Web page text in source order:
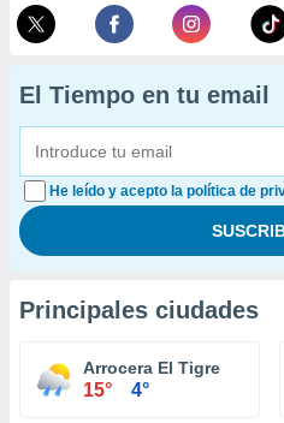
El Tiempo en tu email
He leído y acepto la política de
Principales ciudades
Arrocera El Tigre
15° 4°